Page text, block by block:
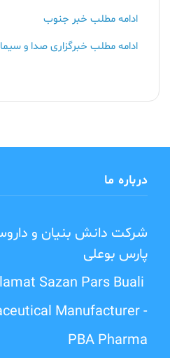
ادامه مطلب خبر جنوب
ادامه مطلب خبرگزاری صدا و سیما
درباره ما
شرکت دانش بنیان و
پارس بوعلی
Sazan Pars Buali
Manufacturer -
PBA Pharma